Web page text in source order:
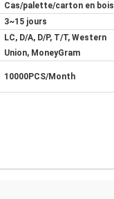
Cas/palette/carton en bois
3~15 jours
LC, D/A, D/P, T/T, Western
Union, MoneyGram
10000PCS/Month